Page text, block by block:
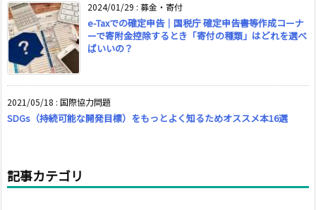
2024/01/29 : 募金・寄付
e-Taxでの確定申告｜国税庁 確定申告書等作成コーナ
ーで寄附金控除するとき「寄付の種類」はどれを選べ
ばいいの？
2021/05/18 : 国際協力問題
SDGs（持続可能な開発目標）をもっとよく知るためオススメ本16選
記事カテゴリ